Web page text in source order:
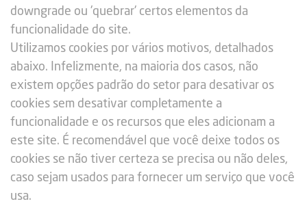
downgrade ou 'quebrar' certos elementos da
funcionalidade do site.
Utilizamos cookies por vários motivos, detalhados
abaixo. Infelizmente, na maioria dos casos, não
existem opções padrão do setor para desativar os
cookies sem desativar completamente a
funcionalidade e os recursos que eles adicionam a
este site. É recomendável que você deixe todos os
cookies se não tiver certeza se precisa ou não deles,
caso sejam usados para fornecer um serviço que você
usa.